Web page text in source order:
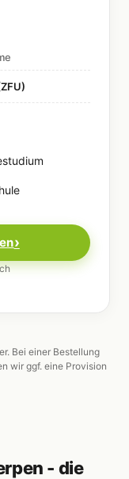
Bei einer Bestellung
wir ggf. eine Provision
- die